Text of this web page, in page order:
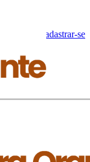
Cadastrar-se